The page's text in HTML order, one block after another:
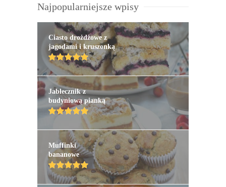
Najpopularniejsze wpisy
Ciasto drożdżowe z
jagodami i kruszonką
Jabłecznik z
budyniową pianką
Muffinki
bananowe